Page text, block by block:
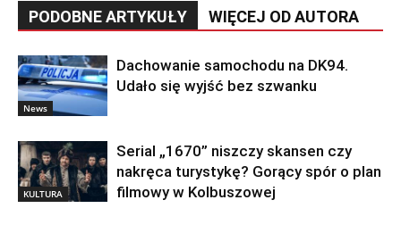
PODOBNE ARTYKUŁY WIĘCEJ OD AUTORA
News
Dachowanie samochodu na DK94.
Udało się wyjść bez szwanku
KULTURA
Serial „1670” niszczy skansen czy
nakręca turystykę? Gorący spór o plan
filmowy w Kolbuszowej